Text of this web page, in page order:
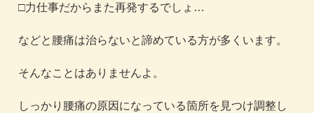
□力仕事だからまた再発するでしょ…
などと腰痛は治らないと諦めている方が多くいます。
そんなことはありませんよ。
しっかり腰痛の原因になっている箇所を見つけ調整し